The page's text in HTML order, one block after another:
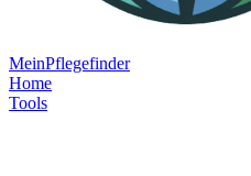
MeinPflegefinder
Home
Tools